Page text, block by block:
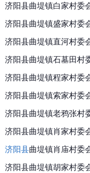
济阳县曲堤镇白家村委
济阳县曲堤镇盛家村委
济阳县曲堤镇直河村委
济阳县曲堤镇石墓田村
济阳县曲堤镇程家村委
济阳县曲堤镇索家村委
济阳县曲堤镇老鸦张村
济阳县曲堤镇肖家村委
济阳县曲堤镇肖庙村委
济阳县曲堤镇胡家村委